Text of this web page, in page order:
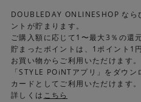
DOUBLEDAY ONLINESHOP な
ントが貯まります。
ご購入額に応じて1〜最大3％の還
貯まったポイントは、1ポイント1
お買い物からご利用いただけます。
「STYLE POiNTアプリ」をダウ
カードとしてご利用いただけます。
詳しくは こちら